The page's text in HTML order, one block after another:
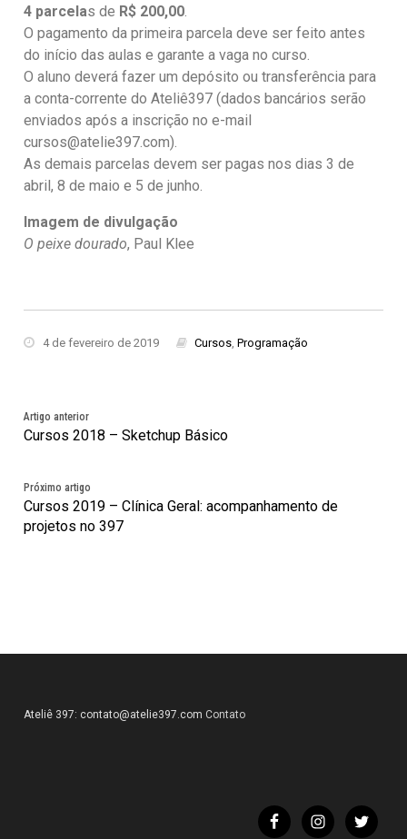
4 parcelas de R$ 200,00.
O pagamento da primeira parcela deve ser feito antes
do início das aulas e garante a vaga no curso.
O aluno deverá fazer um depósito ou transferência para
a conta-corrente do Ateliê397 (dados bancários serão
enviados após a inscrição no e-mail
cursos@atelie397.com).
As demais parcelas devem ser pagas nos dias 3 de
abril, 8 de maio e 5 de junho.
Imagem de divulgação
O peixe dourado, Paul Klee
4 de fevereiro de 2019 Cursos,Programação
Artigo anterior
Cursos 2018 – Sketchup Básico
Próximo artigo
Cursos 2019 – Clínica Geral: acompanhamento de
projetos no 397
Ateliê 397: contato@atelie397.com Contato